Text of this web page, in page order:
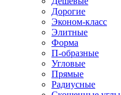
Дорогие
Эконом-класс
Элитные
Форма
П-образные
Угловые
Прямые
Радиусные